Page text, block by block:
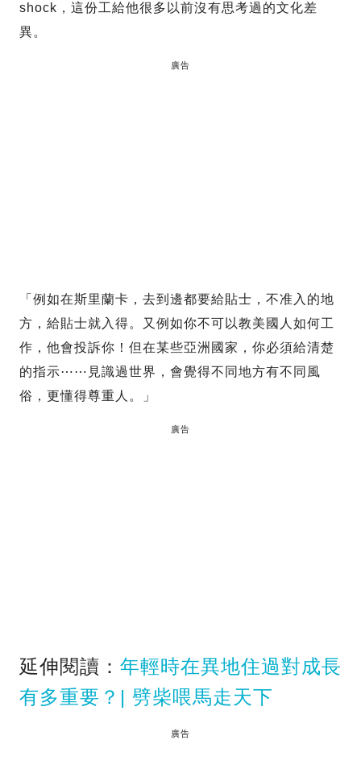
shock，這份工給他很多以前沒有思考過的文化差
異。
廣告
「例如在斯里蘭卡，去到邊都要給貼士，不准入的地
方，給貼士就入得。又例如你不可以教美國人如何工
作，他會投訴你！但在某些亞洲國家，你必須給清楚
的指示⋯⋯見識過世界，會覺得不同地方有不同風
俗，更懂得尊重人。」
廣告
延伸閱讀： 年輕時在異地住過對成長
有多重要？| 劈柴喂馬走天下
廣告